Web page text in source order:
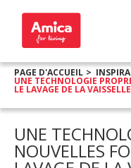
PAGE D'ACCUEIL
UNE TECHNOLOGIE
LE LAVAGE DE LA VAISSELLE
UNE
NOUVELLES